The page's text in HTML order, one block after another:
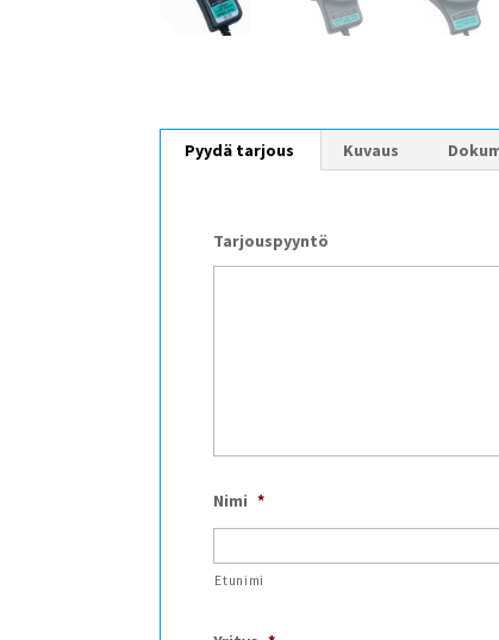
Pyydä tarjous Kuvaus
Tarjouspyyntö
Nimi *
Etunimi